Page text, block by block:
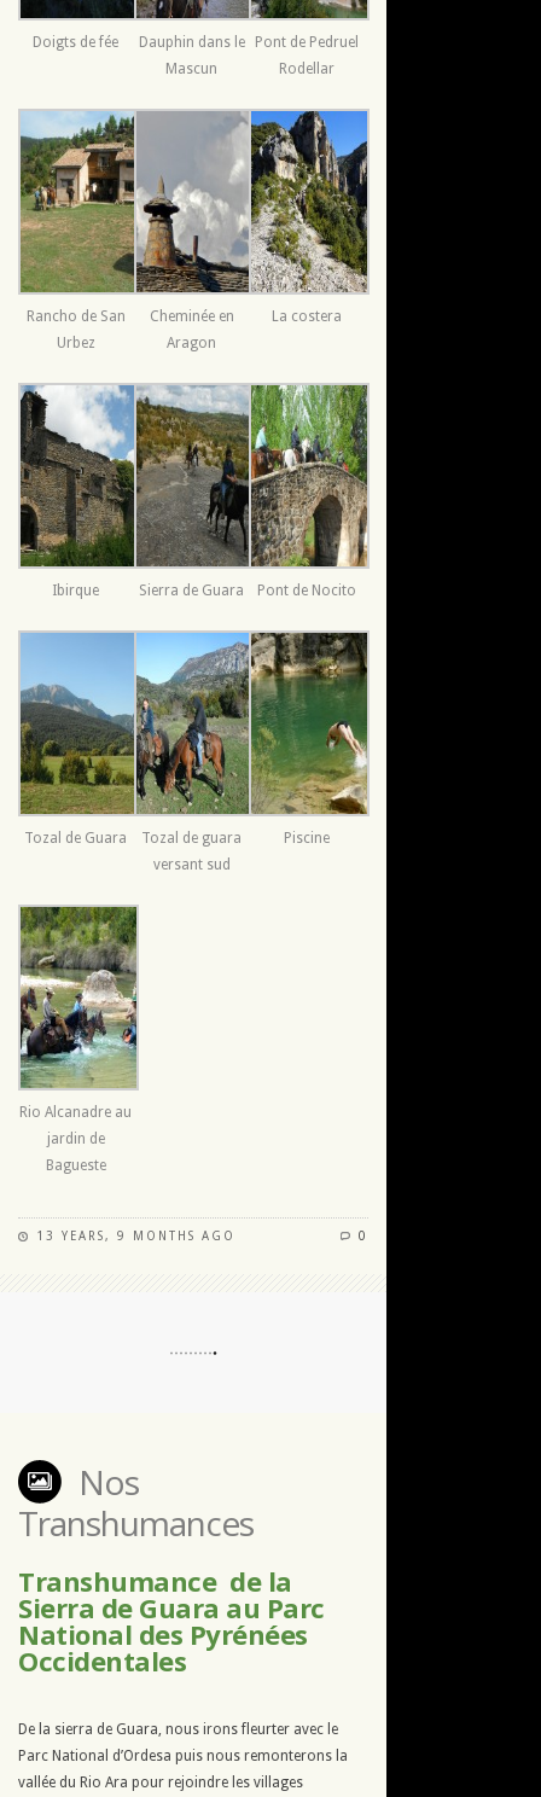
Doigts de fée
Dauphin dans le
Mascun
Pont de Pedruel
Rodellar
Rancho de San
Urbez
Cheminée en
Aragon
La costera
Ibirque Sierra de Guara Pont de Nocito
Tozal de Guara
Tozal de guara
versant sud
Piscine
Rio Alcanadre au
jardin de
Bagueste
13 YEARS, 9 MONTHS AGO 0
Nos
Transhumances
Transhumance de la
Sierra de Guara au Parc
National des Pyrénées
Occidentales
De la sierra de Guara, nous irons fleurter avec le
Parc National d’Ordesa puis nous remonterons la
vallée du Rio Ara pour rejoindre les villages